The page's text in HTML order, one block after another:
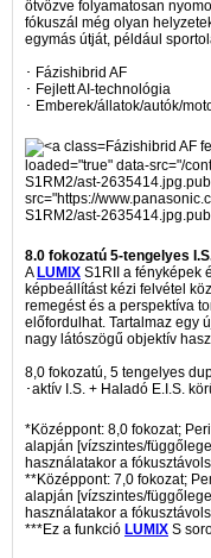
ötvözve folyamatosan
fókuszál még olyan
egymás útját, például
･ Fázishibrid AF
･ Fejlett AI-technológia
･ Emberek/állatok/autók/
Fázishibrid AF
loaded="true" data-src="/
S1RM2/ast-
src="https://
S1RM2/ast-
8.0 fokozatú 5-tengelyes
ALUMIX S1RII a fényképek
képbeállítást kézi felvétel
remegést és a perspektíva
előfordulhat. Tartalmaz egy
nagy látószögű objektív
8,0 fokozatú, 5 tengelyes
･aktív I.S. + Haladó E.I.S.
*Középpont: 8,0 fokozat;
alapján [vízszintes/
használatakor a
**Középpont: 7,0 fokozat;
alapján [vízszintes/
használatakor a
***Ez a funkció LUMIX S